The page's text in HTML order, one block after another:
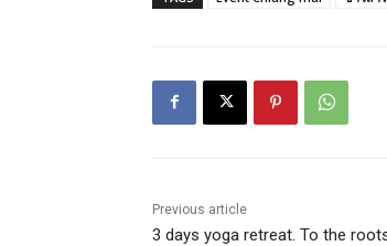
Previous article
3 days yoga retreat. To the